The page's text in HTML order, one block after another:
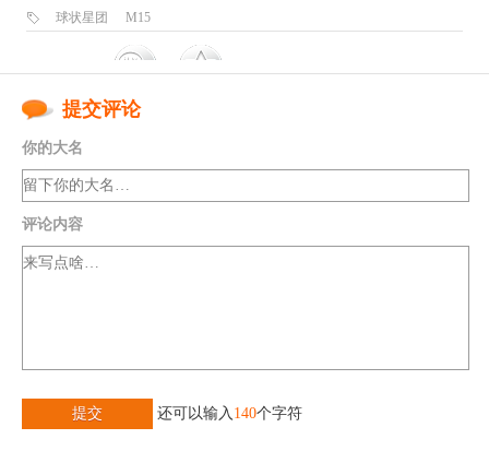
球状星团 M15
提交评论
你的大名
评论内容
提交 还可以输入 140个字符